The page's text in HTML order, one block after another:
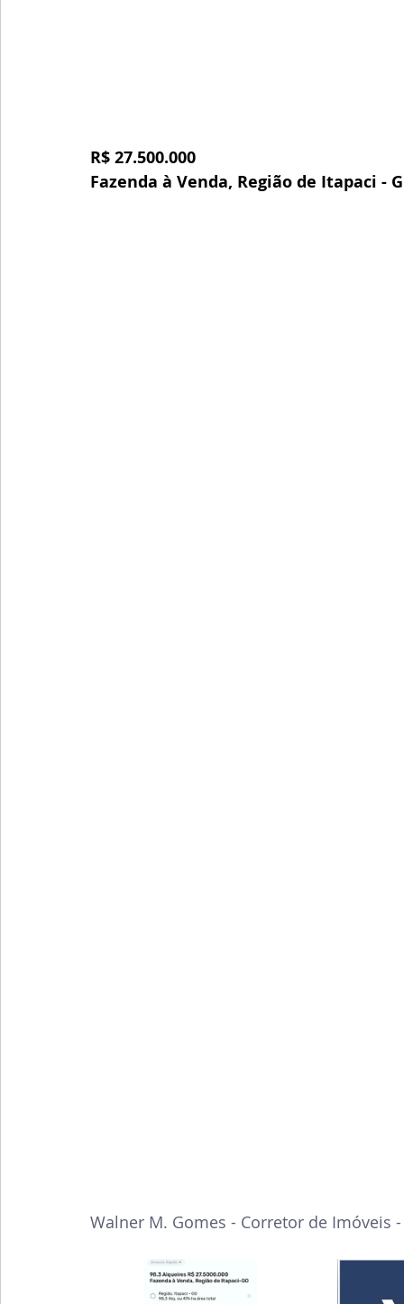
R$ 27.500.000
Fazenda à Venda, Região de Itapaci -
Walner M. Gomes - Corretor de Imóveis -